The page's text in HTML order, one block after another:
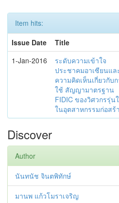
Item hits:
Issue Date
Title
1-Jan-2016
ระดับความเข้าใจ
ประชาคมอาเซียนแล
ความคิดเห็นเกี่ยวกับ
ใช้ สัญญามาตรฐาน
FIDIC ของวิศวกรรุ่น
ในอุตสาหกรรมก่อสร้
Discover
Author
นันทนัช จินตพิทักษ์
มานพ แก้วโมราเจริญ